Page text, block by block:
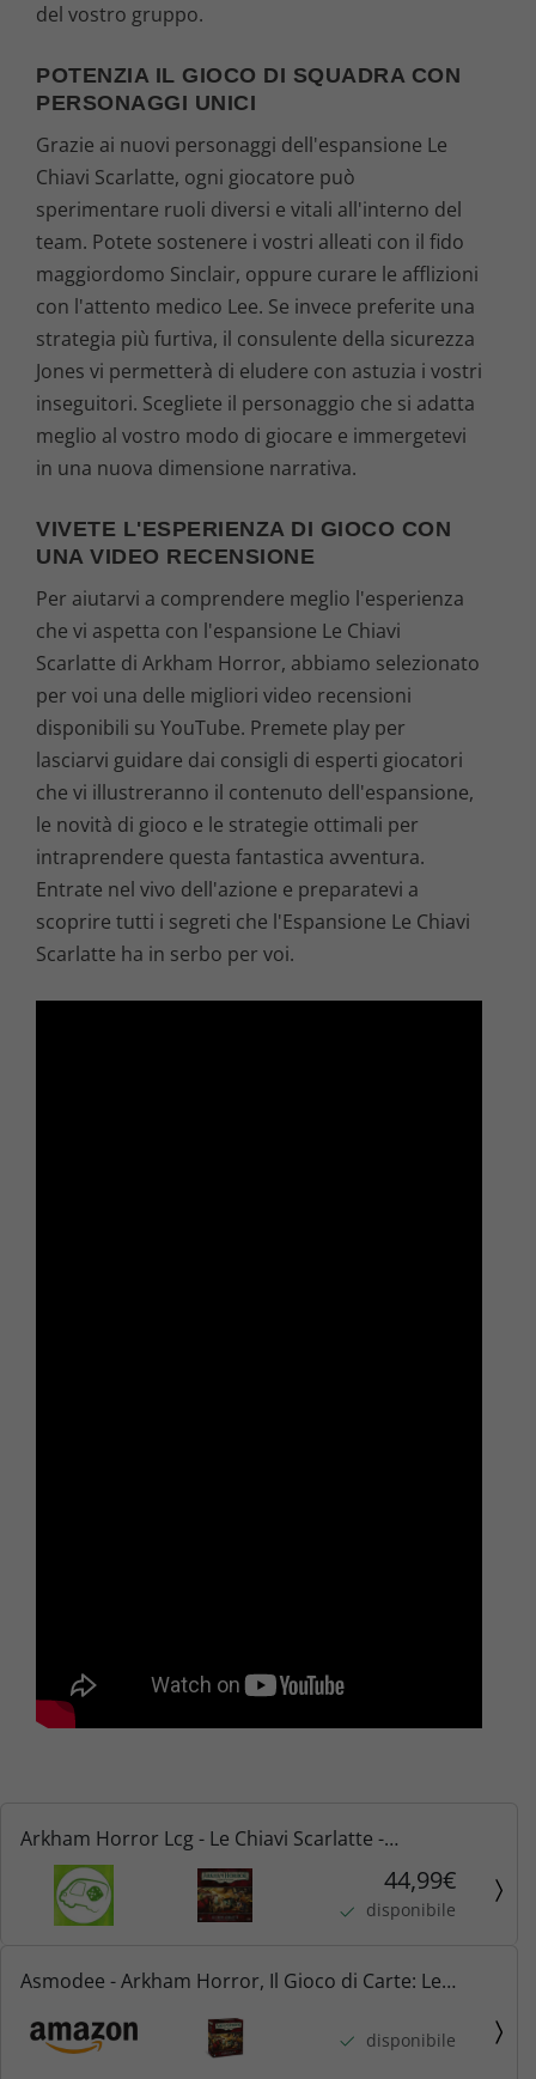
del vostro gruppo.
POTENZIA IL GIOCO DI SQUADRA CON
PERSONAGGI UNICI
Grazie ai nuovi personaggi dell'espansione Le
Chiavi Scarlatte, ogni giocatore può
sperimentare ruoli diversi e vitali all'interno del
team. Potete sostenere i vostri alleati con il fido
maggiordomo Sinclair, oppure curare le afflizioni
con l'attento medico Lee. Se invece preferite una
strategia più furtiva, il consulente della sicurezza
Jones vi permetterà di eludere con astuzia i vostri
inseguitori. Scegliete il personaggio che si adatta
meglio al vostro modo di giocare e immergetevi
in una nuova dimensione narrativa.
VIVETE L'ESPERIENZA DI GIOCO CON
UNA VIDEO RECENSIONE
Per aiutarvi a comprendere meglio l'esperienza
che vi aspetta con l'espansione Le Chiavi
Scarlatte di Arkham Horror, abbiamo selezionato
per voi una delle migliori video recensioni
disponibili su YouTube. Premete play per
lasciarvi guidare dai consigli di esperti giocatori
che vi illustreranno il contenuto dell'espansione,
le novità di gioco e le strategie ottimali per
intraprendere questa fantastica avventura.
Entrate nel vivo dell'azione e preparatevi a
scoprire tutti i segreti che l'Espansione Le Chiavi
Scarlatte ha in serbo per voi.
Arkham Horror Lcg - Le Chiavi Scarlatte -
Investigatori
44,99€
disponibile
Asmodee - Arkham Horror, Il Gioco di Carte: Le
Chiavi Scarlatte, Espansione Investigatori, Edizione in
Italiano, AHC69it
disponibile